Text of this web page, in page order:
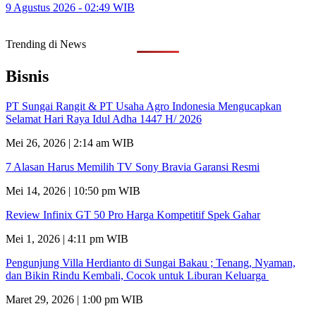
9 Agustus 2026 - 02:49 WIB
Trending di News
Bisnis
PT Sungai Rangit & PT Usaha Agro Indonesia Mengucapkan
Selamat Hari Raya Idul Adha 1447 H/ 2026
Mei 26, 2026 | 2:14 am WIB
7 Alasan Harus Memilih TV Sony Bravia Garansi Resmi
Mei 14, 2026 | 10:50 pm WIB
Review Infinix GT 50 Pro Harga Kompetitif Spek Gahar
Mei 1, 2026 | 4:11 pm WIB
Pengunjung Villa Herdianto di Sungai Bakau ; Tenang, Nyaman,
dan Bikin Rindu Kembali, Cocok untuk Liburan Keluarga
Maret 29, 2026 | 1:00 pm WIB